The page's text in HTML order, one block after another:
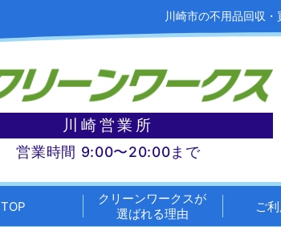
川崎市の不用品回収・
川崎営業所
営業時間 9:00〜20:00まで
TOP
クリーンワークスが
選ばれる理由
ご